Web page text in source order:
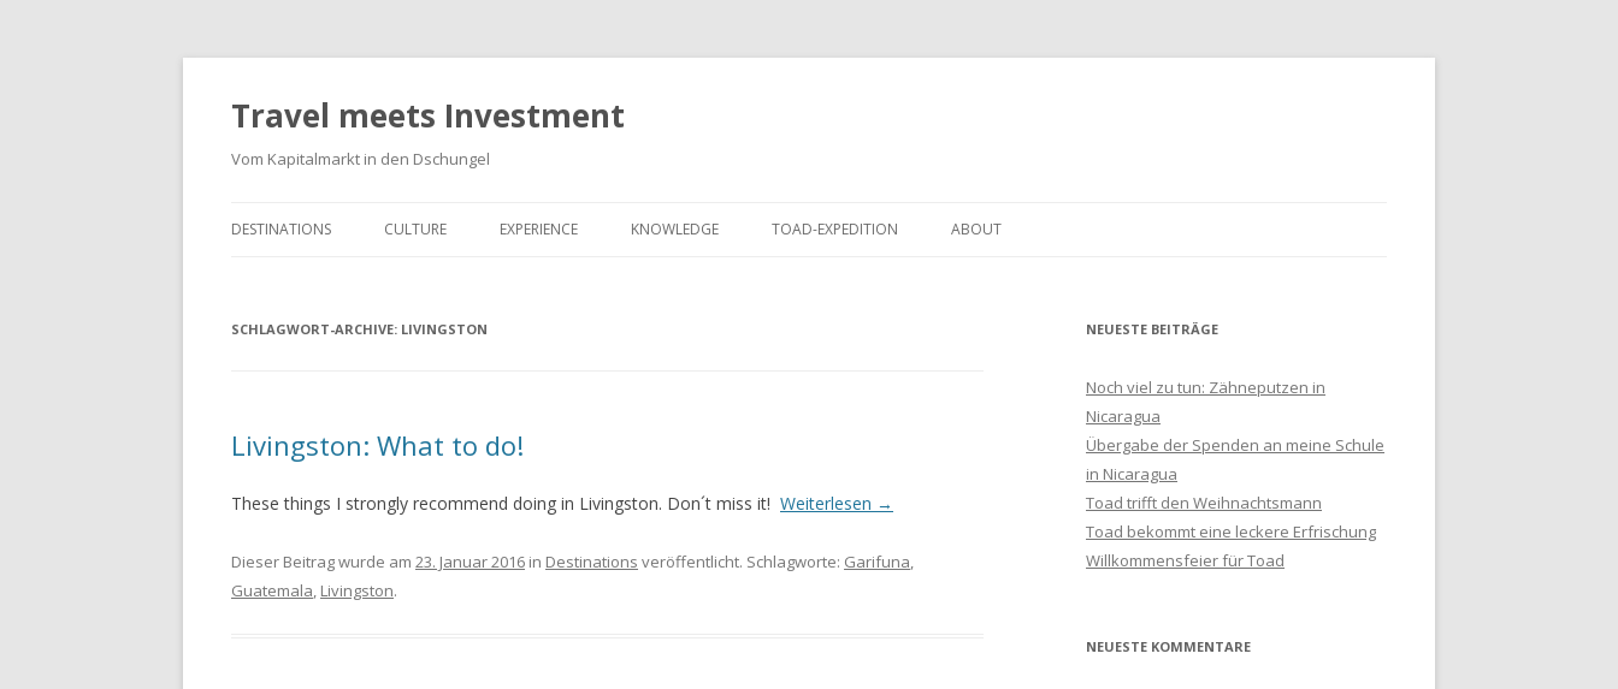
Travel meets Investment
Vom Kapitalmarkt in den Dschungel
zum
DESTINATIONS CULTURE EXPERIENCE KNOWLEDGE TOAD-EXPEDITION ABOUT
HAFTUNGSAUSSCHLUSS
SCHLAGWORT-ARCHIVE: LIVINGSTON
Livingston: What to do!
These things I strongly recommend doing in Livingston. Don´t miss it! Weiterlesen →
Dieser Beitrag wurde am 23. Januar 2016 in Destinations veröffentlicht. Schlagworte: Garifuna,
Guatemala, Livingston.
NEUESTE BEITRÄGE
Noch viel zu tun: Zähneputzen in
Nicaragua
Übergabe der Spenden an meine Schule
in Nicaragua
Toad trifft den Weihnachtsmann
Toad bekommt eine leckere Erfrischung
Willkommensfeier für Toad
NEUESTE KOMMENTARE